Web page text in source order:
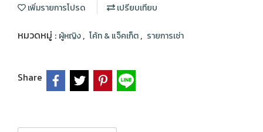
เพิ่มรายการโปรด เปรียบเทียบ
หมวดหมู่ : ผู้หญิง, โค้ท & แจ็คเก็ต, รายการเช่า
Share